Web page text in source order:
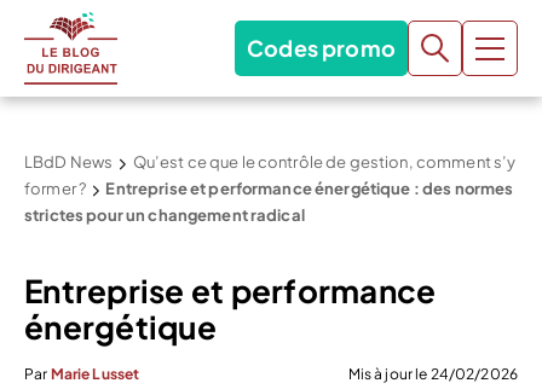
Codes promo
LBdD News
Qu’est ce que le contrôle de gestion, comment s’y
former ?
Entreprise et performance énergétique : des normes
strictes pour un changement radical
Entreprise et performance
énergétique
Par Marie Lusset
Mis à jour le 24/02/2026